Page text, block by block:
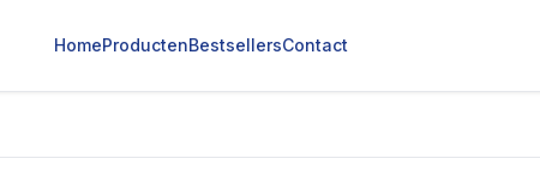
HomeProductenBestsellersContact